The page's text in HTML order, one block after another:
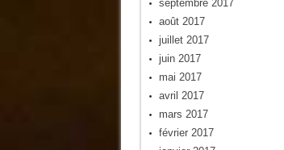
septembre 2017
août 2017
juillet 2017
juin 2017
mai 2017
avril 2017
mars 2017
février 2017